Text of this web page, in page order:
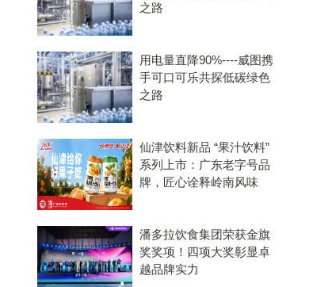
之路
用电量直降90%----威图携
手可口可乐共探低碳绿色
之路
仙津饮料新品 “果汁饮料”
系列上市：广东老字号品
牌，匠心诠释岭南风味
潘多拉饮食集团荣获金旗
奖奖项！四项大奖彰显卓
越品牌实力